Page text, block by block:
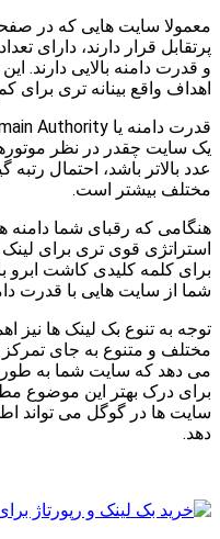
معمولا سایت هایی که در
پرتقابل قرار دارند، دارای
و قدرت دامنه بالایی دارند.
اهداف واقع بینانه تری برای
یک سایت چقدر در نظر
عدد بالاتر باشد، احتمال
مختلف بیشتر است.
هنگامی که رقبای شما دامنه
استراتژی قوی تری برای
برای کلمه کلیدی کاشت ابرو
شما از سایت هایی با قدرت
توجه به تنوع بک لینک ها نیز
مختلف و متنوع به جای
می دهد که سایت شما به طور
برای درک بهتر این موضوع
سایت ها در گوگل می تواند
دهد.